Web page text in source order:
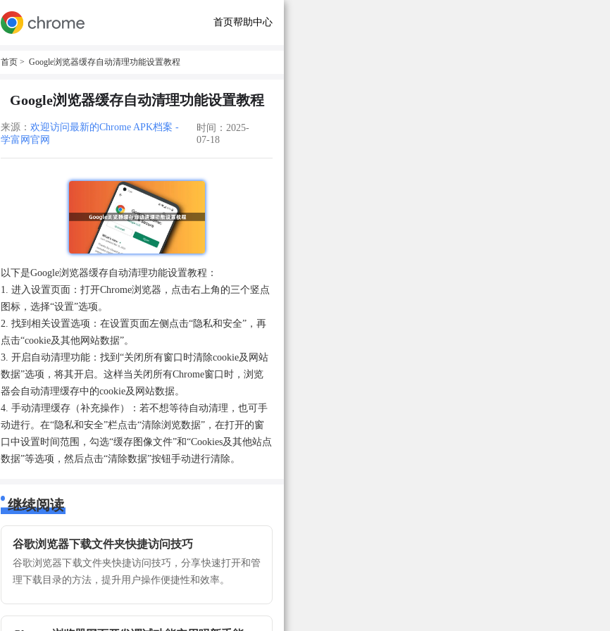
首页帮助中心
首页 > Google浏览器缓存自动清理功能设置教程
Google浏览器缓存自动清理功能设置教程
来源： 欢迎访问最新的Chrome APK档案 -
学富网官网
时间：2025-
07-18
以下是Google浏览器缓存自动清理功能设置教程：
1. 进入设置页面：打开Chrome浏览器，点击右上角的三个竖点
图标，选择“设置”选项。
2. 找到相关设置选项：在设置页面左侧点击“隐私和安全”，再
点击“cookie及其他网站数据”。
3. 开启自动清理功能：找到“关闭所有窗口时清除cookie及网站
数据”选项，将其开启。这样当关闭所有Chrome窗口时，浏览
器会自动清理缓存中的cookie及网站数据。
4. 手动清理缓存（补充操作）：若不想等待自动清理，也可手
动进行。在“隐私和安全”栏点击“清除浏览数据”，在打开的窗
口中设置时间范围，勾选“缓存图像文件”和“Cookies及其他站点
数据”等选项，然后点击“清除数据”按钮手动进行清除。
继续阅读
谷歌浏览器下载文件夹快捷访问技巧
谷歌浏览器下载文件夹快捷访问技巧，分享快速打开和管
理下载目录的方法，提升用户操作便捷性和效率。